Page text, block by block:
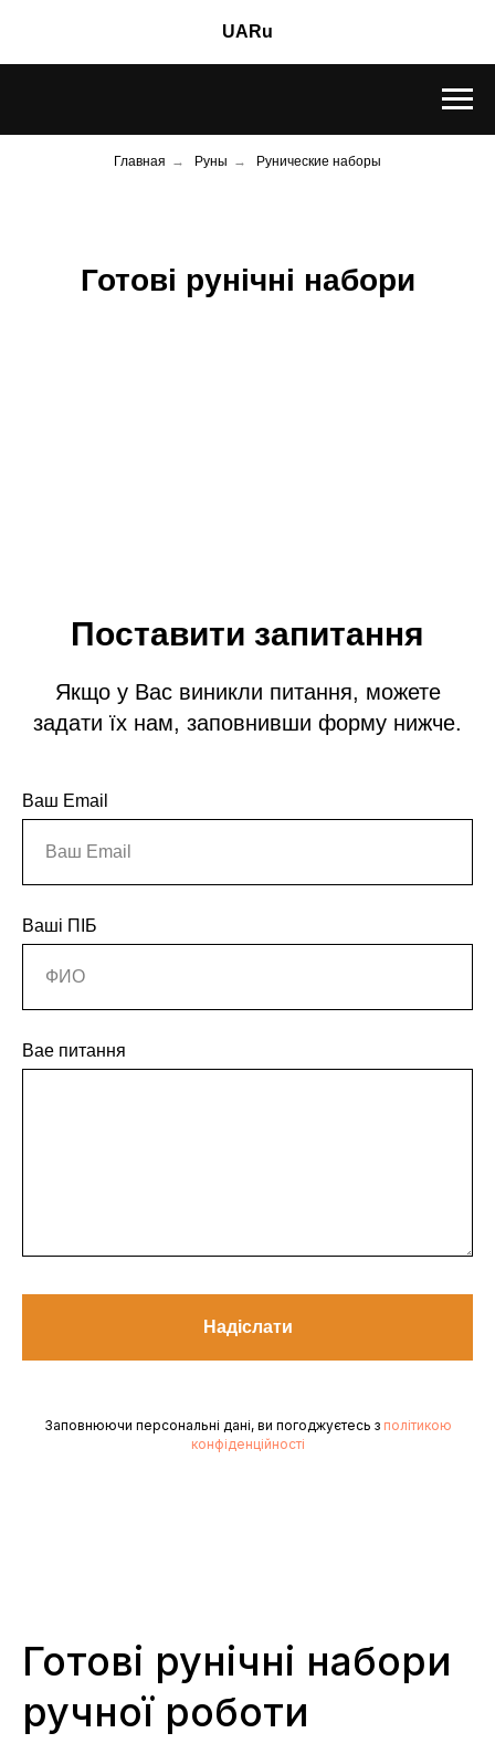
UA Ru
Главная → Руны → Рунические наборы
Готові рунічні набори
Поставити запитання
Якщо у Вас виникли питання, можете
задати їх нам, заповнивши форму нижче.
Ваш Email
Ваші ПІБ
Вае питання
Надіслати
Заповнюючи персональні дані, ви погоджуєтесь з політикою
конфіденційності
Готові рунічні набори
ручної роботи